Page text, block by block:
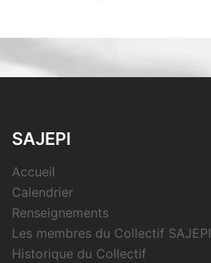
SAJEPI
Accueil
Calendrier
Renseignements
Les membres du Collectif SAJEPI
Historique du Collectif